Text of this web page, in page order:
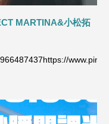
MARTINA&小松拓